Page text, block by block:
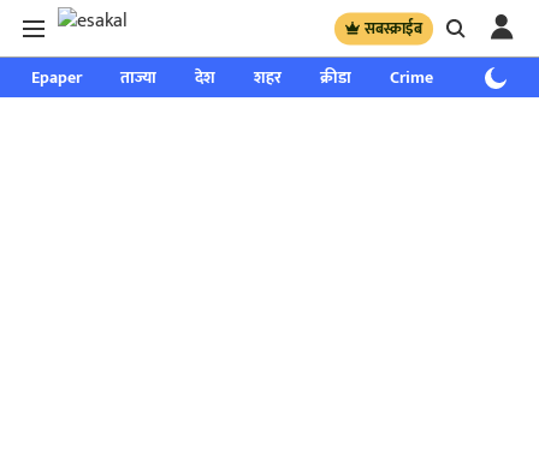
सबस्क्राईब
Epaper ताज्या देश शहर क्रीडा Crime साप्ताहिक